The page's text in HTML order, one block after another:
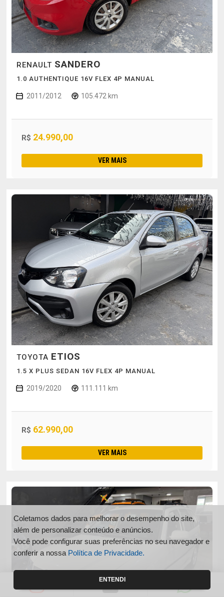
RENAULT SANDERO
1.0 AUTHENTIQUE 16V FLEX 4P MANUAL
2011/2012 105.472 km
R$ 24.990,00
VER MAIS
TOYOTA ETIOS
1.5 X PLUS SEDAN 16V FLEX 4P MANUAL
2019/2020 111.111 km
R$ 62.990,00
VER MAIS
Coletamos dados para melhorar o desempenho do site,
além de personalizar conteúdo e anúncios.
Você pode configurar suas preferências no seu navegador e
conferir a nossa Política de Privacidade.
ENTENDI